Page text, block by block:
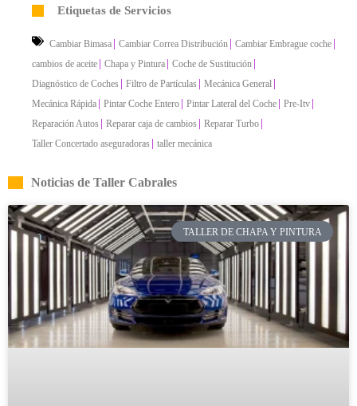
Etiquetas de Servicios
Cambiar Bimasa Cambiar Correa Distribución Cambiar Embrague coche
cambios de aceite Chapa y Pintura Coche de Sustitución
Diagnóstico de Coches Filtro de Partículas Mecánica General
Mecánica Rápida Pintar Coche Entero Pintar Lateral del Coche Pre-Itv
Reparación Autos Reparar caja de cambios Reparar Turbo
Taller Concertado aseguradoras taller mecánica
Noticias de Taller Cabrales
TALLER DE CHAPA Y PINTURA